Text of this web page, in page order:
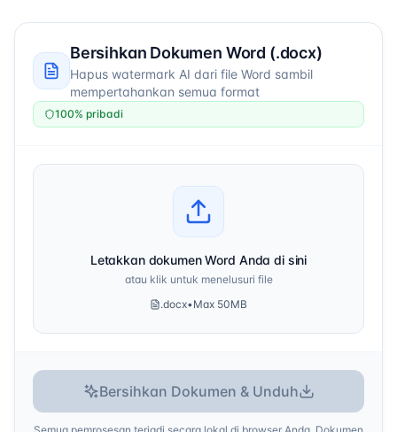
Bersihkan Dokumen Word (.docx)
Hapus watermark AI dari file Word sambil
mempertahankan semua format
100% pribadi
Letakkan dokumen Word Anda di sini
atau klik untuk menelusuri file
.docx•Max 50MB
Bersihkan Dokumen & Unduh